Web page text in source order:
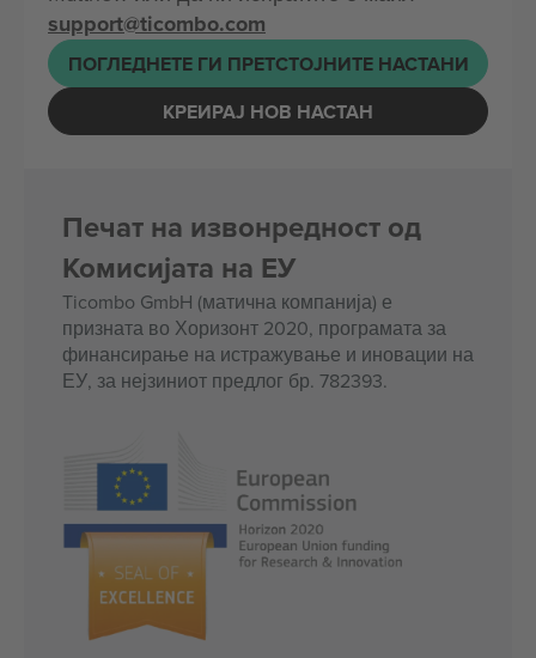
support@ticombo.com
ПОГЛЕДНЕТЕ ГИ ПРЕТСТОЈНИТЕ НАСТАНИ
КРЕИРАЈ НОВ НАСТАН
Печат на извонредност од
Комисијата на ЕУ
Ticombo GmbH (матична компанија) е
призната во Хоризонт 2020, програмата за
финансирање на истражување и иновации на
ЕУ, за нејзиниот предлог бр. 782393.